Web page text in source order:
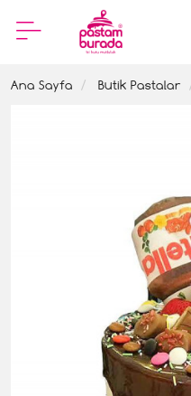
Ana Sayfa Butik Pastalar